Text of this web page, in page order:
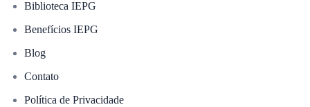
Biblioteca IEPG
Benefícios IEPG
Blog
Contato
Política de Privacidade